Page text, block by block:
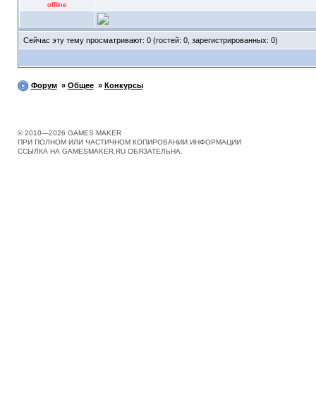
offline
Сейчас эту тему просматривают: 0 (гостей: 0, зарегистрированных: 0)
Форум» Общее» Конкурсы
© 2010—2026 GAMES MAKER
ПРИ ПОЛНОМ ИЛИ ЧАСТИЧНОМ КОПИРОВАНИИ ИНФОРМАЦИИ
ССЫЛКА НА GAMESMAKER.RU ОБЯЗАТЕЛЬНА.